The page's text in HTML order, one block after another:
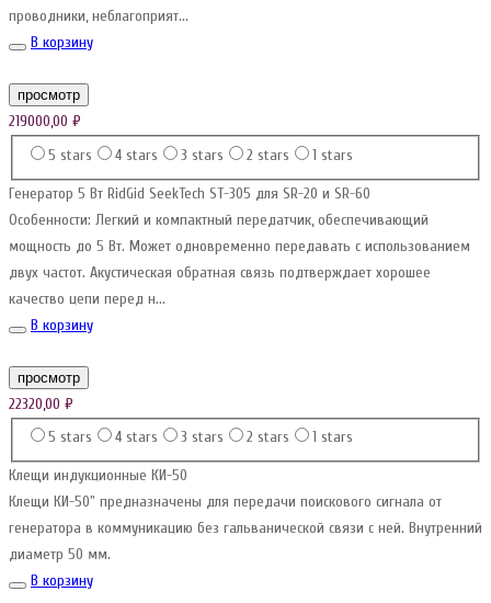
проводники, неблагоприят...
В корзину
просмотр
219000,00 ₽
5 stars
4 stars 3 stars 2 stars 1 stars
Генератор 5 Вт RidGid SeekTech ST-305 для SR-20 и SR-60
Особенности: Легкий и компактный передатчик, обеспечивающий
мощность до 5 Вт. Может одновременно передавать с использованием
двух частот. Акустическая обратная связь подтверждает хорошее
качество цепи перед н...
В корзину
просмотр
22320,00 ₽
5 stars
4 stars 3 stars 2 stars 1 stars
Клещи индукционные КИ-50
Клещи КИ-50" предназначены для передачи поискового сигнала от
генератора в коммуникацию без гальванической связи с ней. Внутренний
диаметр 50 мм.
В корзину